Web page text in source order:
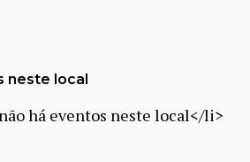
neste local
há eventos neste local</li>